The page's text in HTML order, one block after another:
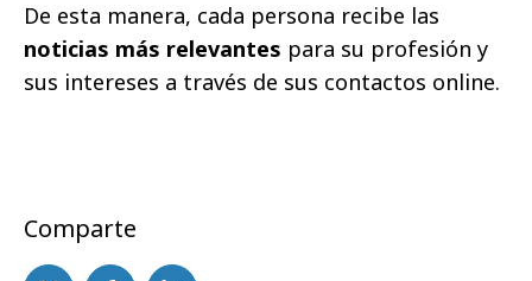
De esta manera, cada persona recibe las
noticias más relevantes para su profesión y
sus intereses a través de sus contactos online.
Comparte